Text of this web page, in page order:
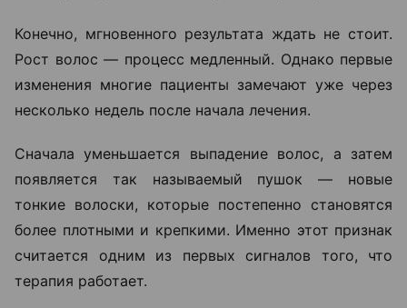
Конечно, мгновенного результата ждать не стоит.
Рост волос — процесс медленный. Однако первые
изменения многие пациенты замечают уже через
несколько недель после начала лечения.
Сначала уменьшается выпадение волос, а затем
появляется так называемый пушок — новые
тонкие волоски, которые постепенно становятся
более плотными и крепкими. Именно этот признак
считается одним из первых сигналов того, что
терапия работает.